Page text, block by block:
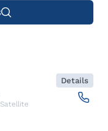
Details